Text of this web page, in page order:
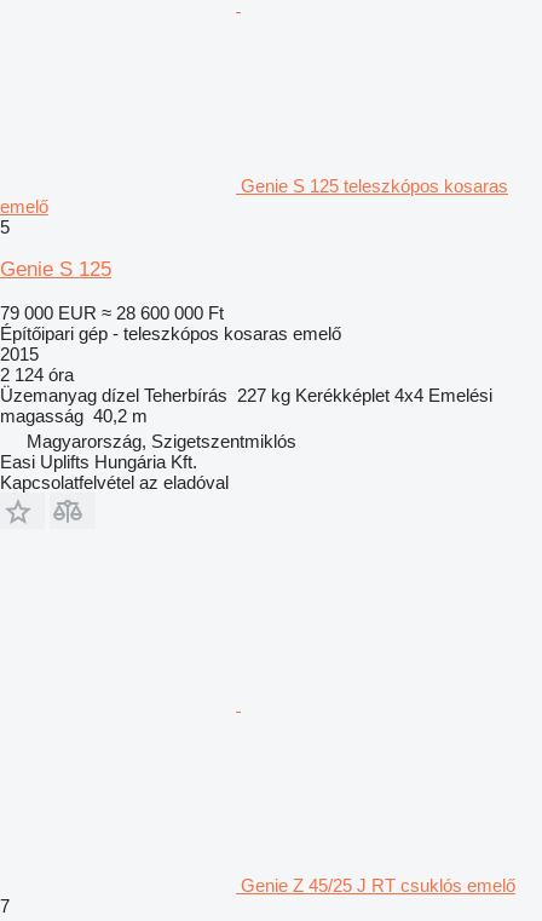
Genie S 125 teleszkópos kosaras
emelő
5
Genie S 125
79 000 EUR ≈ 28 600 000 Ft
Építőipari gép - teleszkópos kosaras emelő
2015
2 124 óra
Üzemanyag dízel Teherbírás 227 kg Kerékképlet 4x4 Emelési
magasság 40,2 m
Magyarország, Szigetszentmiklós
Easi Uplifts Hungária Kft.
Kapcsolatfelvétel az eladóval
Genie Z 45/25 J RT csuklós emelő
7